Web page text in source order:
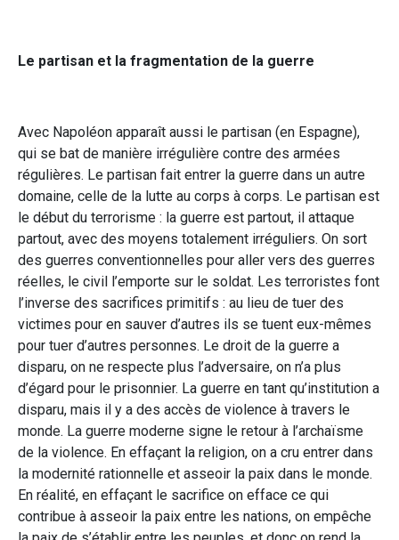
Le partisan et la fragmentation de la guerre
Avec Napoléon apparaît aussi le partisan (en Espagne),
qui se bat de manière irrégulière contre des armées
régulières. Le partisan fait entrer la guerre dans un autre
domaine, celle de la lutte au corps à corps. Le partisan est
le début du terrorisme : la guerre est partout, il attaque
partout, avec des moyens totalement irréguliers. On sort
des guerres conventionnelles pour aller vers des guerres
réelles, le civil l’emporte sur le soldat. Les terroristes font
l’inverse des sacrifices primitifs : au lieu de tuer des
victimes pour en sauver d’autres ils se tuent eux-mêmes
pour tuer d’autres personnes. Le droit de la guerre a
disparu, on ne respecte plus l’adversaire, on n’a plus
d’égard pour le prisonnier. La guerre en tant qu’institution a
disparu, mais il y a des accès de violence à travers le
monde. La guerre moderne signe le retour à l’archaïsme
de la violence. En effaçant la religion, on a cru entrer dans
la modernité rationnelle et asseoir la paix dans le monde.
En réalité, en effaçant le sacrifice on efface ce qui
contribue à asseoir la paix entre les nations, on empêche